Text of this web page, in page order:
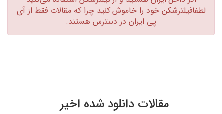
لطفافیلترشکن خود را خاموش کنید چرا که مقالات فقط از آی
پی ایران در دسترس هستند.‏
مقالات دانلود شده اخیر